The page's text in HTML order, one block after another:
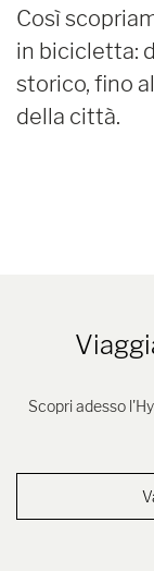
Così
in bicicletta:
storico, fino
della città.
Scopri adesso